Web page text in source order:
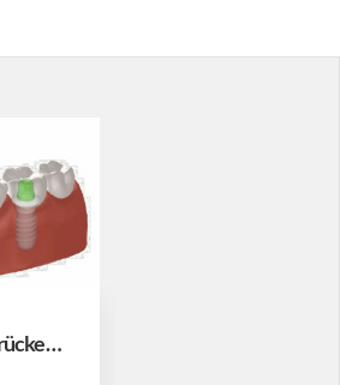
Restgebiss (Brücke, Pfeilervermehrung)